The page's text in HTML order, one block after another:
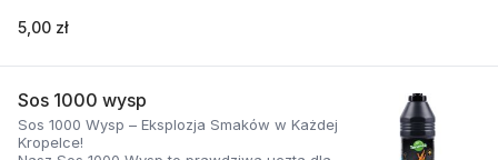
aromatycznych ziół, zachwyca swoją gładką
Dlaczego ten sos jest wyjątkowy?
Naturalnie kremowy: Jogurt grecki nadaje mu
aksamitną teksturę i lekko kwaskowy posmak,
5,00 zł
Sos 1000 wysp
Sos 1000 Wysp – Eksplozja Smaków w Każdej
Kropelce!